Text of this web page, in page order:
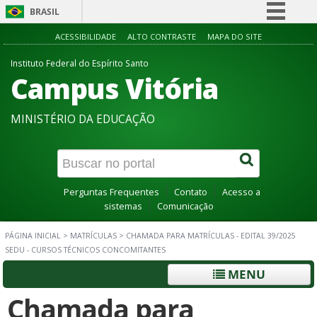
BRASIL
Simplifique!
Acesso à informação
Canais
ACESSIBILIDADE ALTO CONTRASTE MAPA DO SITE
Instituto Federal do Espírito Santo
Campus Vitória
MINISTÉRIO DA EDUCAÇÃO
Perguntas Frequentes Contato
Acesso a
sistemas
Comunicação
PÁGINA INICIAL > MATRÍCULAS > CHAMADA PARA MATRÍCULAS - EDITAL 39/2025
SEDU - CURSOS TÉCNICOS CONCOMITANTES
MENU
Chamada para